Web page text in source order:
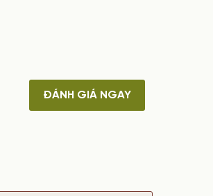
ĐÁNH GIÁ NGAY